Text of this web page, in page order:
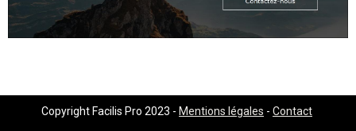
Copyright Facilis Pro 2023 - Mentions légales - Contact